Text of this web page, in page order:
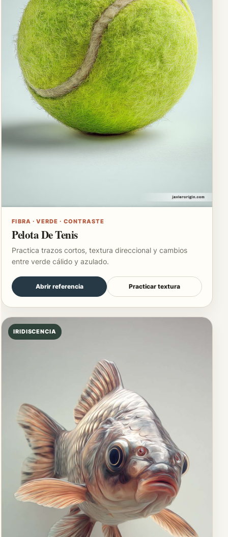
FIBRA · VERDE · CONTRASTE
Pelota De Tenis
Practica trazos cortos, textura direccional y cambios
entre verde cálido y azulado.
Abrir referencia Practicar textura
IRIDISCENCIA